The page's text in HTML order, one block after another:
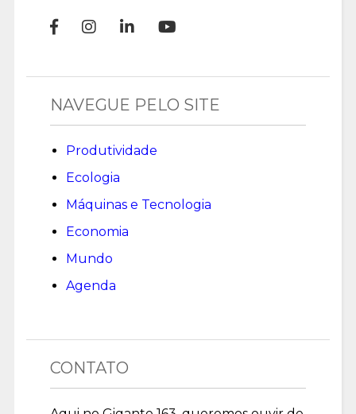
NAVEGUE PELO SITE
Produtividade
Ecologia
Máquinas e Tecnologia
Economia
Mundo
Agenda
CONTATO